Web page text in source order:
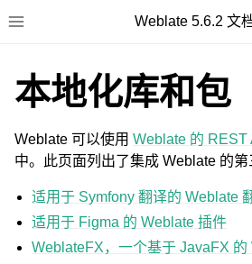
Toggle site navigation sidebar
Weblate 5.6.2 文
本地化库和包
Weblate 可以使用 Weblate 的 REST
中。此页面列出了集成 Weblate 的第
适用于 Symfony 翻译的 Weblate
适用于 Figma 的 Weblate 插件
WeblateFX，一个基于 JavaFX